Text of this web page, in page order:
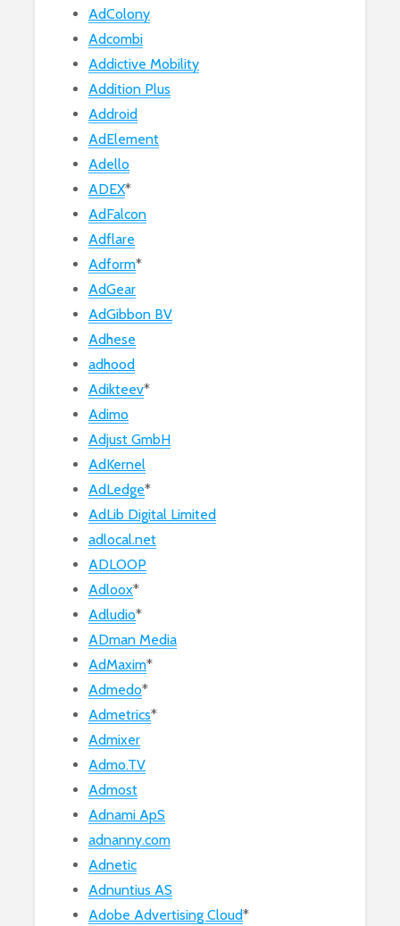
AdColony
Adcombi
Addictive Mobility
Addition Plus
Addroid
AdElement
Adello
ADEX*
AdFalcon
Adflare
Adform*
AdGear
AdGibbon BV
Adhese
adhood
Adikteev*
Adimo
Adjust GmbH
AdKernel
AdLedge*
AdLib Digital Limited
adlocal.net
ADLOOP
Adloox*
Adludio*
ADman Media
AdMaxim*
Admedo*
Admetrics*
Admixer
Admo.TV
Admost
Adnami ApS
adnanny.com
Adnetic
Adnuntius AS
Adobe Advertising Cloud*